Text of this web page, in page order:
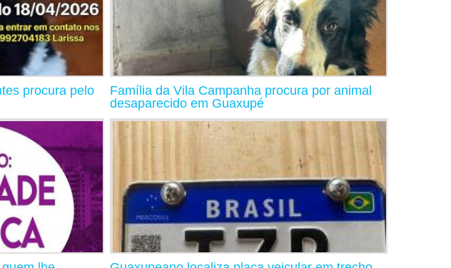
procura pelo
Família da Vila Campanha procura por animal
desaparecido em Guaxupé